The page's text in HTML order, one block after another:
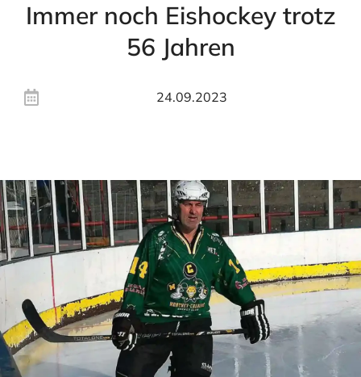
Immer noch Eishockey trotz
56 Jahren
24.09.2023